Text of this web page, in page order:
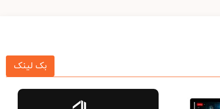
بک لینک